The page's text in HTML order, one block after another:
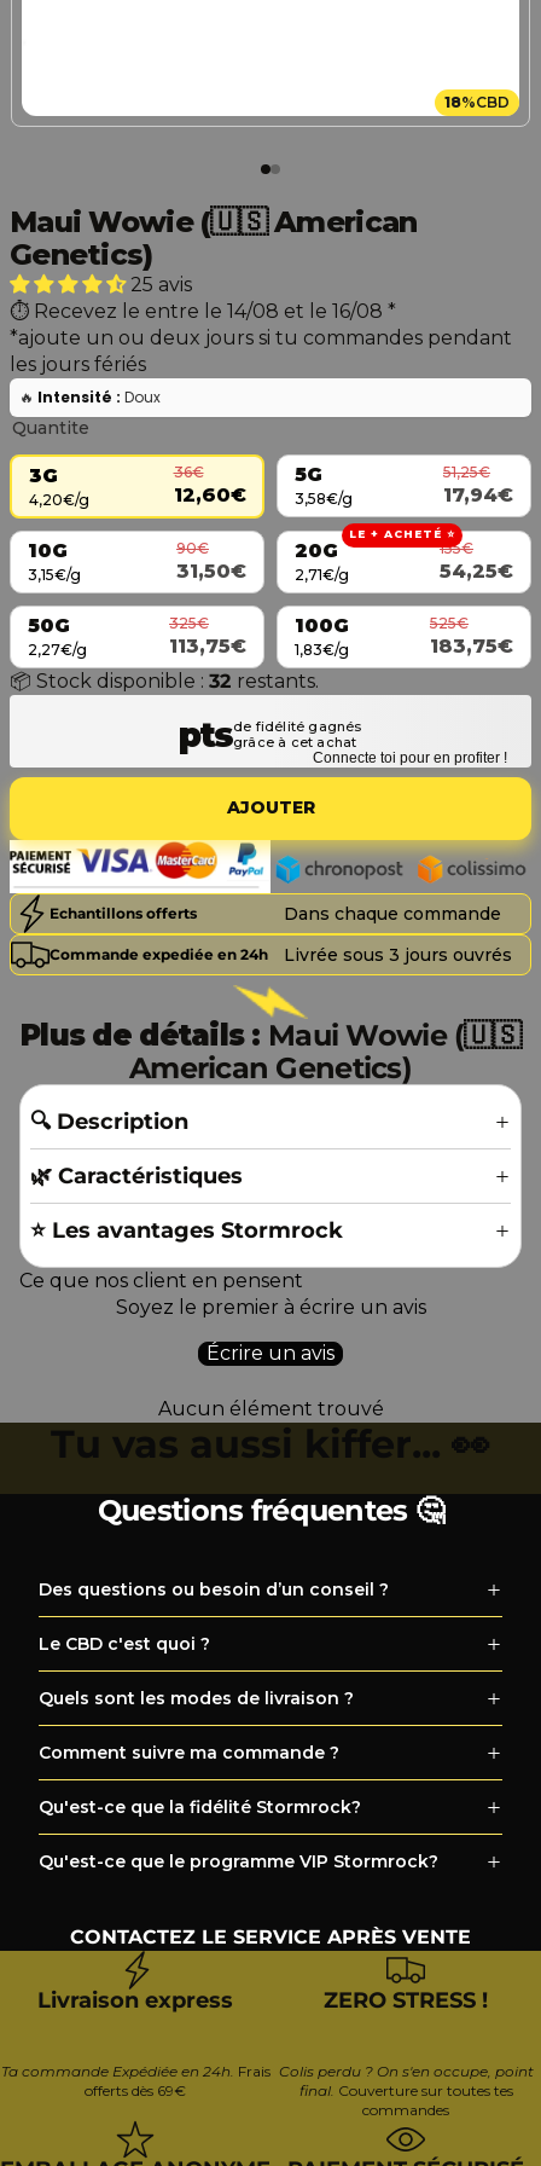
18%CBD
Maui Wowie (🇺🇸 American
Genetics)
25 avis
Recevez le entre le 14/08 et le 16/08 *
*ajoute un ou deux jours si tu commandes pendant
les jours fériés
🔥 Intensité : Doux
Quantite
3G
4,20€/g
36€
12,60€
5G
3,58€/g
51,25€
17,94€
10G
3,15€/g
90€
31,50€
LE + ACHETÉ ⭐
20G
2,71€/g
155€
54,25€
50G
2,27€/g
325€
113,75€
100G
1,83€/g
525€
183,75€
📦 Stock disponible : 32 restants.
Connecte toi pour en profiter !
AJOUTER
Echantillons offerts Dans chaque commande
Commande expediée en 24h Livrée sous 3 jours ouvrés
Plus de détails : Maui Wowie (🇺🇸
American Genetics)
🔍 Description
🌿 Caractéristiques
⭐️ Les avantages Stormrock
Ce que nos client en pensent
Soyez le premier à écrire un avis
Écrire un avis
Aucun élément trouvé
Tu vas aussi kiffer... 👀
Questions fréquentes 🤔
Des questions ou besoin d’un conseil ?
Le CBD c'est quoi ?
Quels sont les modes de livraison ?
Comment suivre ma commande ?
Qu'est-ce que la fidélité Stormrock?
Qu'est-ce que le programme VIP Stormrock?
CONTACTEZ LE SERVICE APRÈS VENTE
Livraison express
Ta commande Expédiée en 24h. Frais
offerts dès 69€
ZERO STRESS !
Colis perdu ? On s'en occupe, point
final. Couverture sur toutes tes
commandes